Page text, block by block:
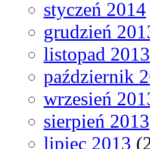
styczeń 2014
grudzień
listopad 2013
październik
wrzesień
sierpień 2013
lipiec 2013